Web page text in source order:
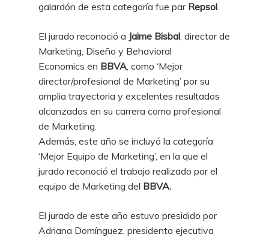
galardón de esta categoría fue par Repsol.
El jurado reconoció a Jaime Bisbal, director de
Marketing, Diseño y Behavioral
Economics en BBVA, como ‘Mejor
director/profesional de Marketing’ por su
amplia trayectoria y excelentes resultados
alcanzados en su carrera como profesional
de Marketing.
Además, este año se incluyó la categoría
‘Mejor Equipo de Marketing’, en la que el
jurado reconoció el trabajo realizado por el
equipo de Marketing del BBVA.
El jurado de este año estuvo presidido por
Adriana Domínguez, presidenta ejecutiva